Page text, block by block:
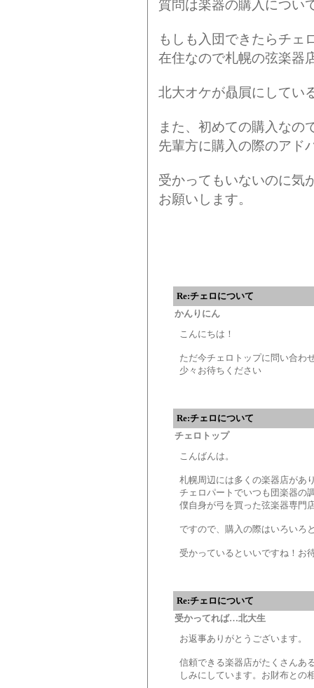
質問は楽器の購入につい
もしも入団できたらチェ
在住なので札幌の弦楽器
北大オケが贔屓にしてい
また、初めての購入なの
先輩方に購入の際のアド
受かってもいないのに気
お願いします。
Re:チェロについて
かんりにん
こんにちは！
ただ今チェロトップに問い合わ
少々お待ちください
Re:チェロについて
チェロトップ
こんばんは。
札幌周辺には多くの楽器店があ
チェロパートでいつも団楽器の
僕自身が弓を買った弦楽器専門
ですので、購入の際はいろいろ
受かっているといいですね！お
Re:チェロについて
受かってれば…北大生
お返事ありがとうございます。
信頼できる楽器店がたくさんあ
しみにしています。お財布との